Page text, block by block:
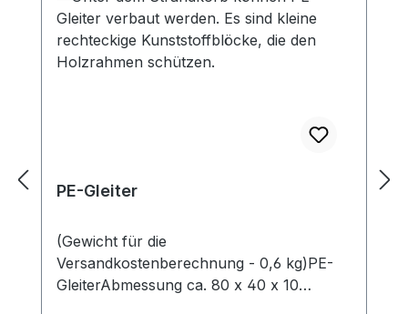
PE-Gleiter
(Gewicht für die
Versandkostenberechnung - 0,6 kg)PE-
GleiterAbmessung ca. 80 x 40 x 10